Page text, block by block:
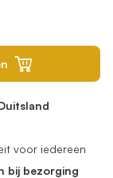
voor iedereen
bij bezorging